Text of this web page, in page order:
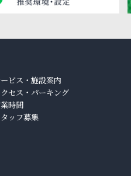
ビス・施設案内
セス・パーキング
時間
ッフ募集